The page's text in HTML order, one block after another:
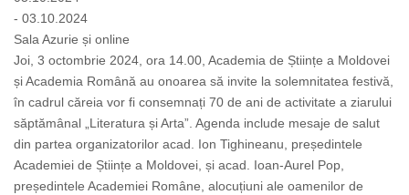
- 03.10.2024
Sala Azurie și online
Joi, 3 octombrie 2024, ora 14.00, Academia de Științe a Moldovei
și Academia Română au onoarea să invite la solemnitatea festivă,
în cadrul căreia vor fi consemnați 70 de ani de activitate a ziarului
săptămânal „Literatura și Arta”. Agenda include mesaje de salut
din partea organizatorilor acad. Ion Tighineanu, președintele
Academiei de Științe a Moldovei, și acad. Ioan-Aurel Pop,
președintele Academiei Române, alocuțiuni ale oamenilor de